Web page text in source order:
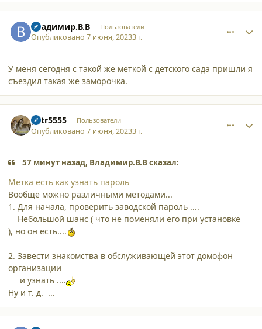
Владимир.В.В Пользователи
Опубликовано7 июня, 20233 г.
У меня сегодня с такой же меткой с детского сада пришли я
съездил такая же заморочка.
petr5555 Пользователи
Опубликовано7 июня, 20233 г.
57 минут назад, Владимир.В.В сказал:
Метка есть как узнать пароль
Вообще можно различными методами...
1. Для начала, проверить заводской пароль ....
Небольшой шанс ( что не поменяли его при установке
), но он есть....
2. Завести знакомства в обслуживающей этот домофон
организации
и узнать ....
Ну и т. д. ...